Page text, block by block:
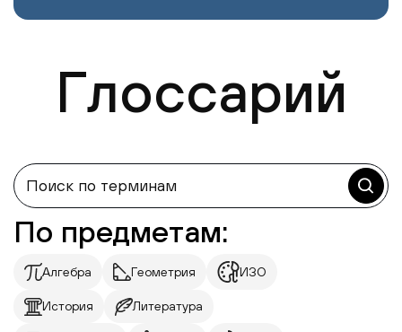
Глоссарий
По предметам:
Алгебра Геометрия ИЗО
История Литература